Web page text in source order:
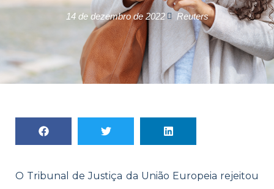
14 de dezembro de 2022 Reuters
O Tribunal de Justiça da União Europeia rejeitou